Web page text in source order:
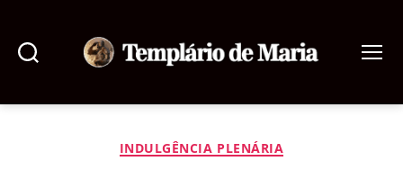
de
Categorias
INDULGÊNCIA PLENÁRIA